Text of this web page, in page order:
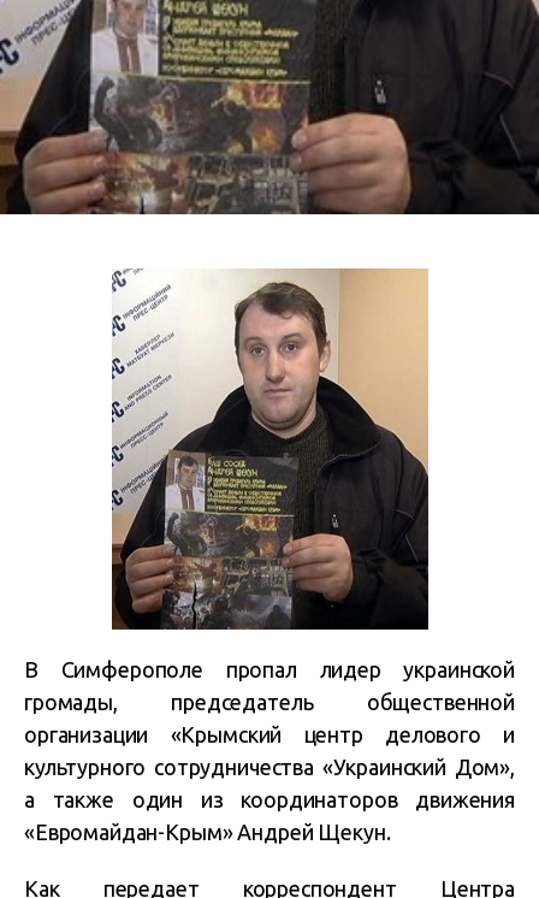
В Симферополе пропал лидер украинской
громады, председатель общественной
организации «Крымский центр делового и
культурного сотрудничества «Украинский Дом»,
а также один из координаторов движения
«Евромайдан-Крым» Андрей Щекун.
Как передает корреспондент
Центра